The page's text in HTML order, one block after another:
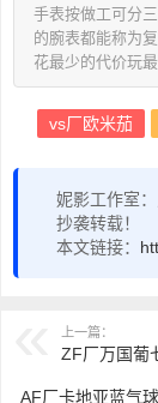
手表按做工可分
的腕表都能称为
花最少的代价玩
vs厂欧米茄
妮影工作室
抄袭转载！
本文链接：
上一篇：
ZF厂万国葡
AF厂卡地亚蓝气